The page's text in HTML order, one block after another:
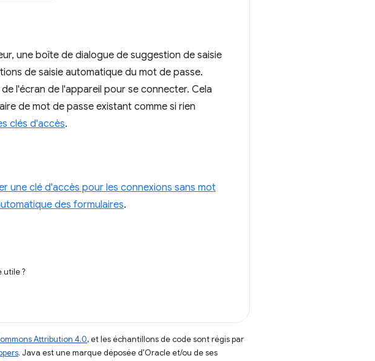
une boîte de dialogue de suggestion de saisie
de saisie automatique du mot de passe.
l'écran de l'appareil pour se connecter. Cela
de mot de passe existant comme si rien
clés d'accès.
une clé d'accès pour les connexions sans mot
des formulaires.
utile ?
Attribution 4.0, et les échantillons de code sont régis par
. Java est une marque déposée d'Oracle et/ou de ses